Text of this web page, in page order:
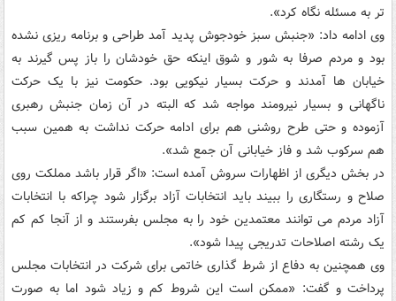
تر به مسئله نگاه کرد».
وی ادامه داد: «جنبش سبز خودجوش پدید آمد طراحی و برنامه ریزی نشده
بود و مردم صرفا به شور و شوق اینکه حق خودشان را باز پس گیرند به
خیابان ها آمدند و حرکت بسیار نیکویی بود. حکومت نیز با یک حرکت
ناگهانی و بسیار نیرومند مواجه شد که البته در آن زمان جنبش رهبری
آزموده و حتی طرح روشنی هم برای ادامه حرکت نداشت به همین سبب
هم سرکوب شد و فاز خیابانی آن جمع شد».
در بخش دیگری از اظهارات سروش آمده است: «اگر قرار باشد مملکت روی
صلاح و رستگاری را ببیند باید انتخابات آزاد برگزار شود چراکه با انتخابات
آزاد مردم می توانند معتمدین خود را به مجلس بفرستند و از آنجا کم کم
یک رشته اصلاحات تدریجی پیدا شود».
وی همچنین به دفاع از شرط گذاری خاتمی برای شرکت در انتخابات مجلس
پرداخت و گفت: «ممکن است این شروط کم و زیاد شود اما به صورت